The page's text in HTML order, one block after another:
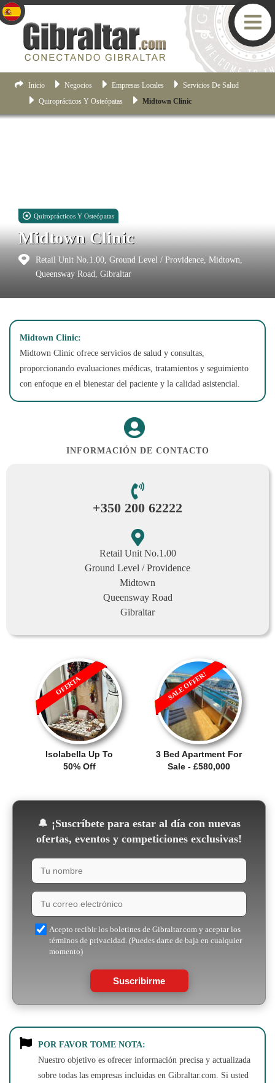
Inicio Negocios Empresas Locales
Servicios De Salud
Quiroprácticos Y Osteópatas
Midtown Clinic
Quiroprácticos Y Osteópatas
Midtown Clinic
Retail Unit No.1.00, Ground Level / Providence, Midtown,
Queensway Road, Gibraltar
Midtown Clinic:
Midtown Clinic ofrece servicios de salud y consultas,
proporcionando evaluaciones médicas, tratamientos y seguimiento
con enfoque en el bienestar del paciente y la calidad asistencial.
INFORMACIÓN DE CONTACTO
+350 200 62222
Retail Unit No.1.00
Ground Level / Providence
Midtown
Queensway Road
Gibraltar
Isolabella Up To
50% Off
OFERTA
3 Bed Apartment For
Sale - £580,000
SALE OFFER!
🔔 ¡Suscríbete para estar al día con nuevas
ofertas, eventos y competiciones exclusivas!
Acepto recibir los boletines de Gibraltar.com y aceptar los
términos de privacidad. (Puedes darte de baja en cualquier
momento)
Suscribirme
POR FAVOR TOME NOTA:
Nuestro objetivo es ofrecer información precisa y actualizada
sobre todas las empresas incluidas en Gibraltar.com. Si usted